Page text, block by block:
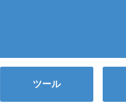
ツール